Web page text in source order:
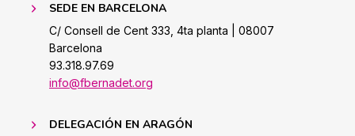
SEDE EN BARCELONA
C/ Consell de Cent 333, 4ta planta | 08007
Barcelona
93.318.97.69
info@fbernadet.org
DELEGACIÓN EN ARAGÓN